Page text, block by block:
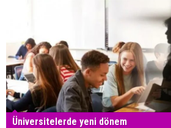
Üniversitelerde yeni dönem